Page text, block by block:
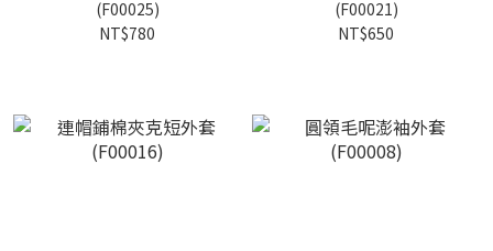
(F00025)
NT$780
(F00021)
NT$650